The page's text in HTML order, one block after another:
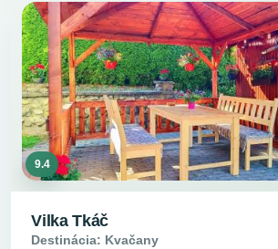
9.4
Vilka Tkáč
Destinácia: Kvačany